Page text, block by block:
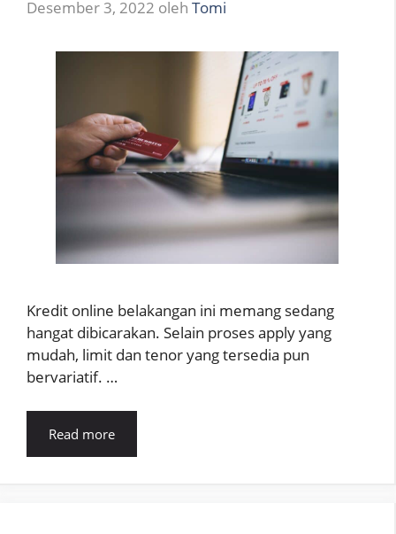
Desember 3, 2022 oleh Tomi
Kredit online belakangan ini memang sedang
hangat dibicarakan. Selain proses apply yang
mudah, limit dan tenor yang tersedia pun
bervariatif. …
Read more